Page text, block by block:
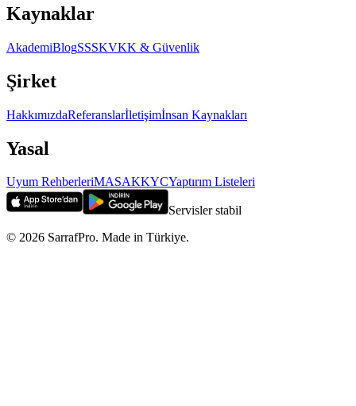
Kaynaklar
AkademiBlogSSSKVKK & Güvenlik
Şirket
HakkımızdaReferanslarİletişimİnsan Kaynakları
Yasal
Uyum RehberleriMASAKKYCYaptırım Listeleri
Servisler stabil
© 2026 SarrafPro. Made in Türkiye.